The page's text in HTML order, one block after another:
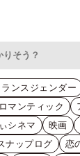
ランスジェンダー
マンティック
シネマ 映画
ナップログ
恋